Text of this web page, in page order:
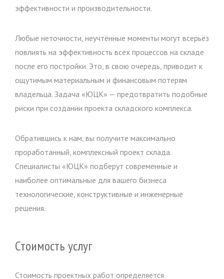
эффективности и производительности.
Любые неточности, неучтённые моменты могут всерьёз
повлиять на эффективность всех процессов на складе
после его постройки. Это, в свою очередь, приводит к
ощутимым материальным и финансовым потерям
владельца. Задача «ЮЦК» — предотвратить подобные
риски при создании проекта складского комплекса.
Обратившись к нам, вы получите максимально
проработанный, комплексный проект склада.
Специалисты «ЮЦК» подберут современные и
наиболее оптимальные для вашего бизнеса
технологические, конструктивные и инженерные
решения.
Стоимость услуг
Стоимость проектных работ определяется